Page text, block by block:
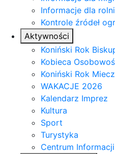
Informacje dla
Kontrole źródeł
Aktywności
Koniński Rok
Kobieca
Koniński Rok
WAKACJE 2026
Kalendarz Imprez
Kultura
Sport
Turystyka
Centrum